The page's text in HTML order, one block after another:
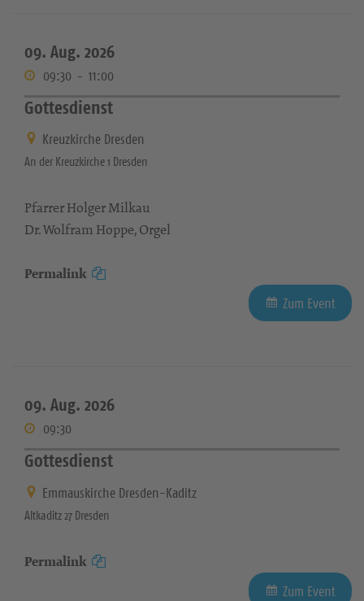
09. Aug. 2026
09:30 - 11:00
Gottesdienst
Kreuzkirche Dresden
An der Kreuzkirche 1 Dresden
Pfarrer Holger Milkau
Dr. Wolfram Hoppe, Orgel
Permalink
Zum Event
09. Aug. 2026
09:30
Gottesdienst
Emmauskirche Dresden-Kaditz
Altkaditz 27 Dresden
Permalink
Zum Event